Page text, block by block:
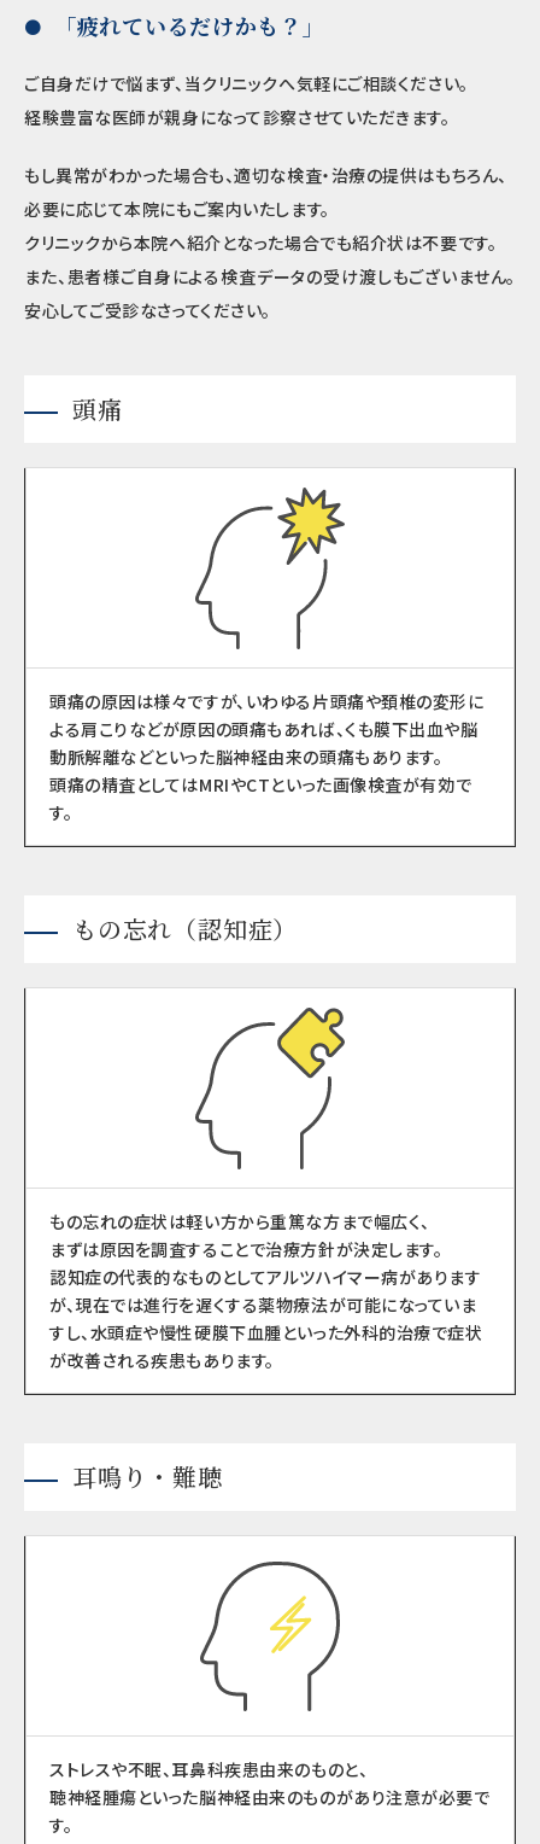
「疲れているだけかも？」
ご自身だけで悩まず、当クリニックへ気軽にご相談ください。
経験豊富な医師が親身になって診察させていただきます。
もし異常がわかった場合も、適切な検査・治療の提供はもちろん、
必要に応じて本院にもご案内いたします。
クリニックから本院へ紹介となった場合でも紹介状は不要です。
また、患者様ご自身による検査データの受け渡しもございません。
安心してご受診なさってください。
頭痛
頭痛の原因は様々ですが、いわゆる片頭痛や頚椎の変形に
よる肩こりなどが原因の頭痛もあれば、くも膜下出血や脳
動脈解離などといった脳神経由来の頭痛もあります。
頭痛の精査としてはMRIやCTといった画像検査が有効で
す。
もの忘れ（認知症）
もの忘れの症状は軽い方から重篤な方まで幅広く、
まずは原因を調査することで治療方針が決定します。
認知症の代表的なものとしてアルツハイマー病があります
が、現在では進行を遅くする薬物療法が可能になっていま
すし、水頭症や慢性硬膜下血腫といった外科的治療で症状
が改善される疾患もあります。
耳鳴り・難聴
ストレスや不眠、耳鼻科疾患由来のものと、
聴神経腫瘍といった脳神経由来のものがあり注意が必要で
す。